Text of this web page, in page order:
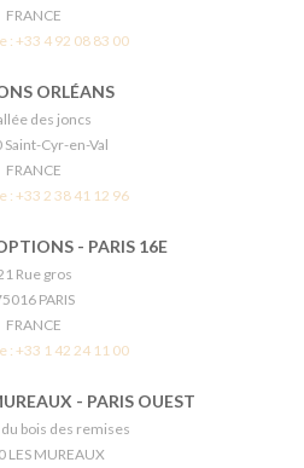
FRANCE
:+33 4 92 08 83 00
ORLÉANS
des joncs
Saint-Cyr-en-Val
FRANCE
:+33 2 38 41 12 96
- PARIS 16E
Rue gros
PARIS
FRANCE
:+33 1 42 24 11 00
- PARIS OUEST
bois des remises
LES MUREAUX